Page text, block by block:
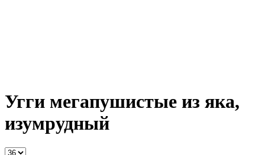
Угги мегапушистые из яка,
изумрудный